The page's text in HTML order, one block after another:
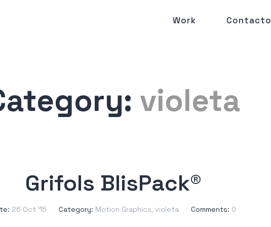
Work Contacto
violeta
Grifols BlisPack®
26 Oct ’15 Category: Motion Graphics, violeta Comments: 0